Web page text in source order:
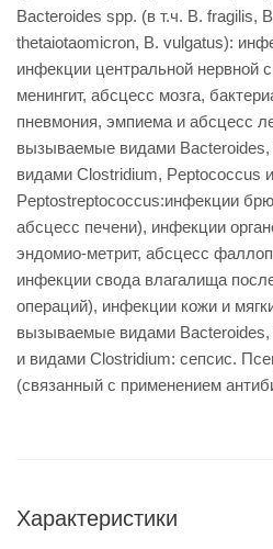
Bacteroides spp. (в т.ч. В. fragilis,
thetaiotaomicron, В. vulgatus):
инфекции центральной нервной
менингит, абсцесс мозга,
пневмония, эмпиема и абсцесс
вызываемые видами Bacteroides,
видами Clostridium, Peptococcus и
Peptostreptococcus:инфекции
абсцесс печени), инфекции
эндомио-метрит, абсцесс
инфекции свода влагалища
операций), инфекции кожи и
вызываемые видами Bacteroides,
и видами Clostridium: сепсис.
(связанный с применением
Характеристики